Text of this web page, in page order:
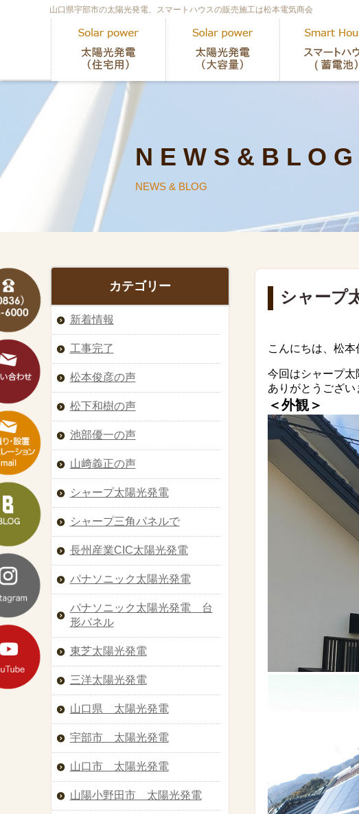
山口県宇部市の太陽光発電、スマートハウスの販売施工は松本電気商会
N E W S & B L O G
NEWS & BLOG
シャープ
こんにちは、松本
今回はシャープ太
ありがとうござい
＜外観＞
カテゴリー
新着情報
工事完了
松本俊彦の声
松下和樹の声
池部優一の声
山﨑義正の声
シャープ太陽光発電
シャープ三角パネルで
長州産業CIC太陽光発電
パナソニック太陽光発電
パナソニック太陽光発電 台
形パネル
東芝太陽光発電
三洋太陽光発電
山口県 太陽光発電
宇部市 太陽光発電
山口市 太陽光発電
山陽小野田市 太陽光発電